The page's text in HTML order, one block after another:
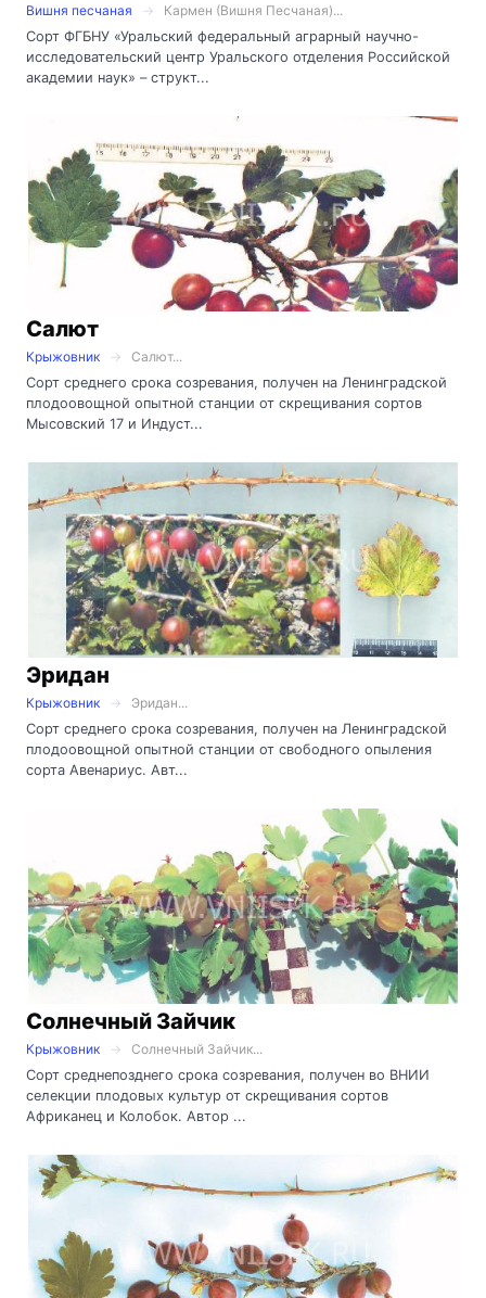
Вишня песчаная
Кармен (Вишня Песчаная)...
Сорт ФГБНУ «Уральский федеральный аграрный научно-
исследовательский центр Уральского отделения Российской
академии наук» – структ...
Салют
Крыжовник
Салют...
Сорт среднего срока созревания, получен на Ленинградской
плодоовощной опытной станции от скрещивания сортов
Мысовский 17 и Индуст...
Эридан
Крыжовник
Эридан...
Сорт среднего срока созревания, получен на Ленинградской
плодоовощной опытной станции от свободного опыления
сорта Авенариус. Авт...
Солнечный Зайчик
Крыжовник
Солнечный Зайчик...
Сорт среднепозднего срока созревания, получен во ВНИИ
селекции плодовых культур от скрещивания сортов
Африканец и Колобок. Автор ...